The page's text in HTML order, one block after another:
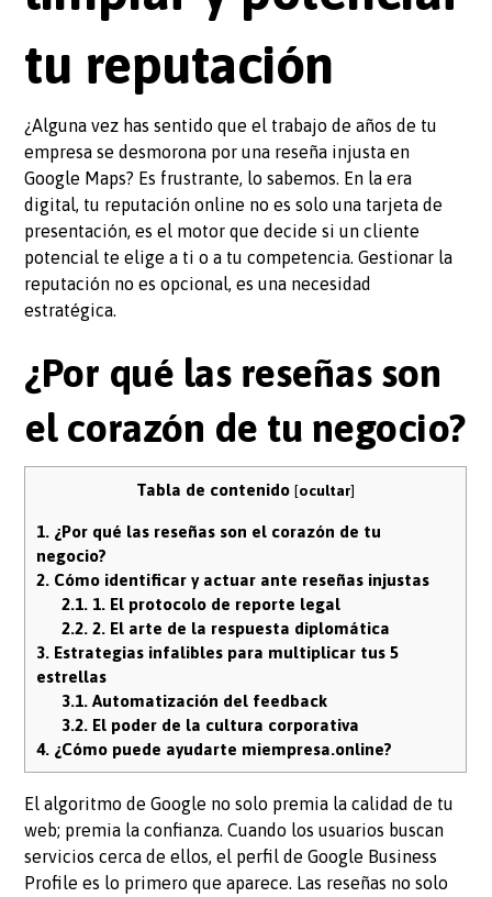
tu reputación
¿Alguna vez has sentido que el trabajo de años de tu
empresa se desmorona por una reseña injusta en
Google Maps? Es frustrante, lo sabemos. En la era
digital, tu reputación online no es solo una tarjeta de
presentación, es el motor que decide si un cliente
potencial te elige a ti o a tu competencia. Gestionar la
reputación no es opcional, es una necesidad
estratégica.
¿Por qué las reseñas son
el corazón de tu negocio?
Tabla de contenido [ocultar]
1. ¿Por qué las reseñas son el corazón de tu
negocio?
2. Cómo identificar y actuar ante reseñas injustas
2.1. 1. El protocolo de reporte legal
2.2. 2. El arte de la respuesta diplomática
3. Estrategias infalibles para multiplicar tus 5
estrellas
3.1. Automatización del feedback
3.2. El poder de la cultura corporativa
4. ¿Cómo puede ayudarte miempresa.online?
El algoritmo de Google no solo premia la calidad de tu
web; premia la confianza. Cuando los usuarios buscan
servicios cerca de ellos, el perfil de Google Business
Profile es lo primero que aparece. Las reseñas no solo